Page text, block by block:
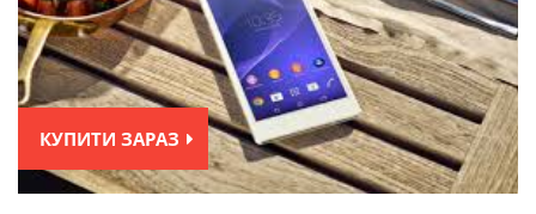
КУПИТИ ЗАРАЗ